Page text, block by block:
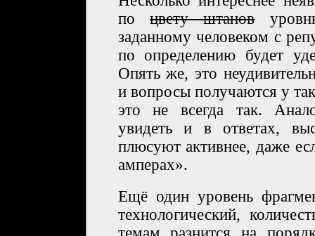
по цвету штанов
заданному человеком с
по определению будет
Опять же, это
и вопросы получаются у
это не всегда так.
увидеть и в ответах,
плюсуют активнее, даже
амперах».
Ещё один уровень
технологический,